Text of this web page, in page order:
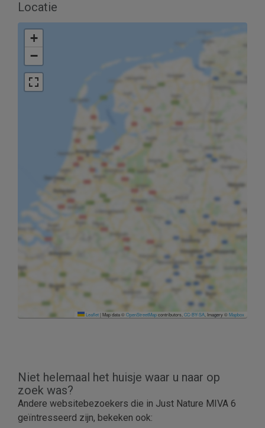
Locatie
+
−
Leaflet|Map data ©OpenStreetMapcontributors,CC-BY-SA, Imagery ©Mapbox
Niet helemaal het huisje waar u naar op
zoek was?
Andere websitebezoekers die in Just Nature MIVA 6
geïntresseerd zijn, bekeken ook: